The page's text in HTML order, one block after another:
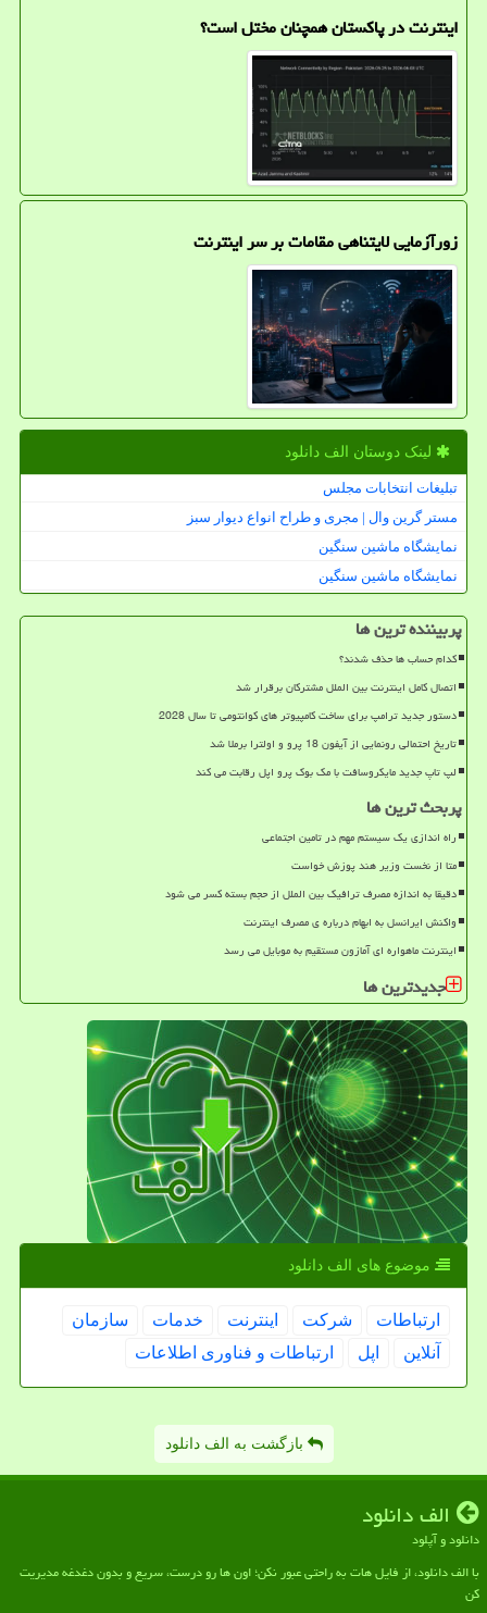
اینترنت در پاکستان همچنان مختل است؟
زورآزمایی لایتناهی مقامات بر سر اینترنت
لینک دوستان الف دانلود
تبلیغات انتخابات مجلس
مستر گرین وال | مجری و طراح انواع دیوار سبز
نمایشگاه ماشین سنگین
نمایشگاه ماشین سنگین
پربیننده ترین ها
کدام حساب ها حذف شدند؟
اتصال کامل اینترنت بین الملل مشترکان برقرار شد
دستور جدید ترامپ برای ساخت کامپیوتر های کوانتومی تا سال 2028
تاریخ احتمالی رونمایی از آیفون 18 پرو و اولترا برملا شد
لپ تاپ جدید مایکروسافت با مک بوک پرو اپل رقابت می کند
پربحث ترین ها
راه اندازی یک سیستم مهم در تامین اجتماعی
متا از نخست وزیر هند پوزش خواست
دقیقا به اندازه مصرف ترافیک بین الملل از حجم بسته کسر می شود
واکنش ایرانسل به ابهام درباره ی مصرف اینترنت
اینترنت ماهواره ای آمازون مستقیم به موبایل می رسد
جدیدترین ها
موضوع های الف دانلود
ارتباطات شركت اینترنت خدمات
سازمان
آنلاین
اپل ارتباطات و فناوری اطلاعات
بازگشت به الف دانلود
الف دانلود
دانلود و آپلود
با الف دانلود، از فایل هات به راحتی عبور نکن؛ اون ها رو درست، سریع و بدون دغدغه مدیریت
کن